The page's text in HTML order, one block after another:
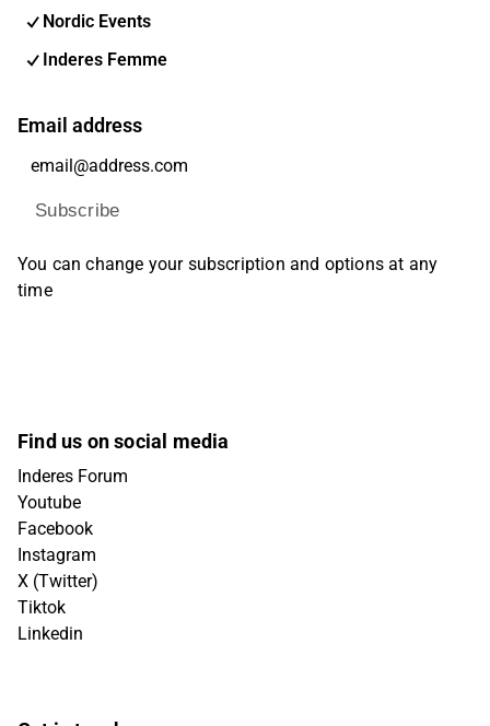
Nordic Events
Inderes Femme
Email address
Subscribe
You can change your subscription and options at any
time
Find us on social media
Inderes Forum
Youtube
Facebook
Instagram
X (Twitter)
Tiktok
Linkedin